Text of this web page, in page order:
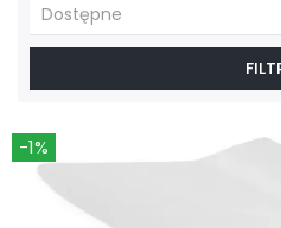
Dostępne
-1%